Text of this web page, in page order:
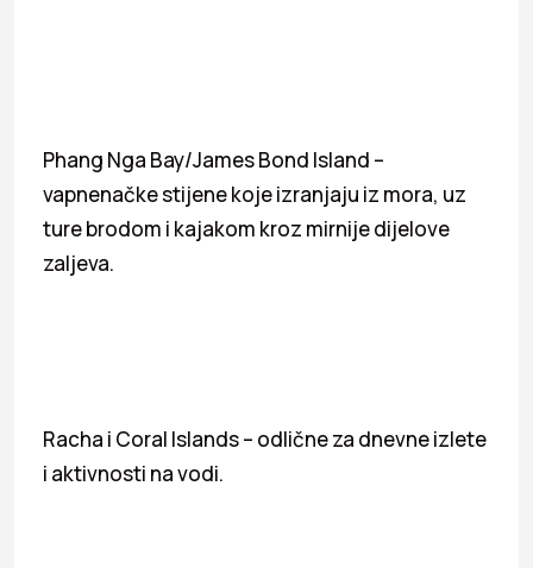
Phang Nga Bay/James Bond Island –
vapnenačke stijene koje izranjaju iz mora, uz
ture brodom i kajakom kroz mirnije dijelove
zaljeva.
Racha i Coral Islands – odlične za dnevne izlete
i aktivnosti na vodi.